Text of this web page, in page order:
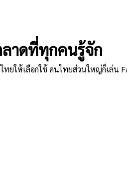
าดที่ทุกคนรู้จัก
ให้เลือกใช้ คนไทยส่วนใหญ่ก็เล่น